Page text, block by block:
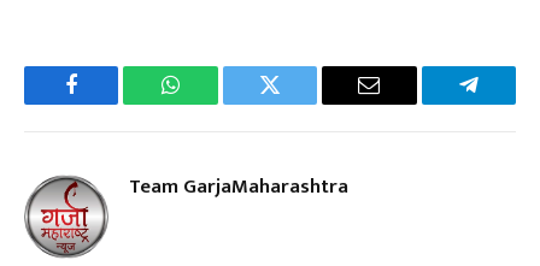
Facebook WhatsApp Twitter Email
Team GarjaMaharashtra